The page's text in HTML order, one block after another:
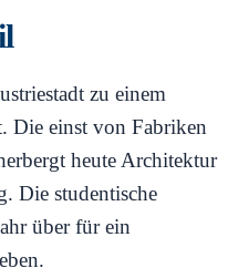
zu einem
Die einst von Fabriken
heute Architektur
Die studentische
über für ein